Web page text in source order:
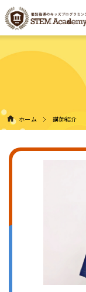
ホーム 講師紹介